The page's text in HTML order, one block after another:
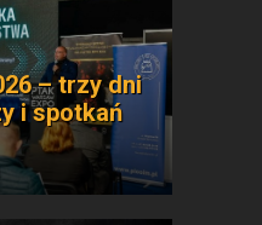
– trzy dni
i spotkań